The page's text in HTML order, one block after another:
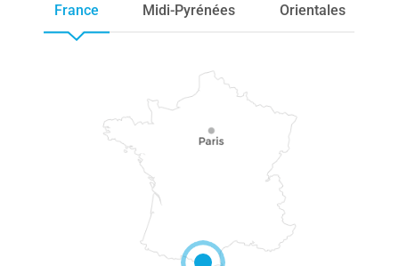
France
Midi-Pyrénées
Orientales